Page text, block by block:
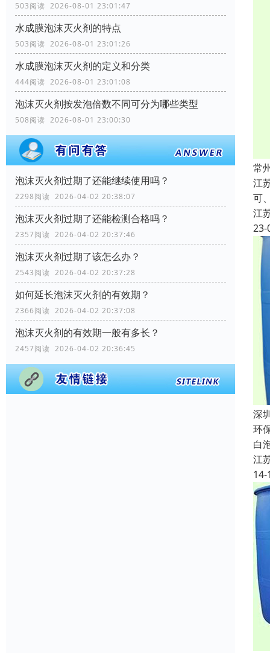
503阅读 2026-08-01 23:01:47
水成膜泡沫灭火剂的特点
503阅读 2026-08-01 23:01:26
水成膜泡沫灭火剂的定义和分类
444阅读 2026-08-01 23:01:08
泡沫灭火剂按发泡倍数不同可分为哪些类型
508阅读 2026-08-01 23:00:30
泡沫灭火剂过期了还能继续使用吗？
2298阅读 2026-04-02 20:38:07
泡沫灭火剂过期了还能检测合格吗？
2357阅读 2026-04-02 20:37:46
泡沫灭火剂过期了该怎么办？
2543阅读 2026-04-02 20:37:28
如何延长泡沫灭火剂的有效期？
2366阅读 2026-04-02 20:37:08
泡沫灭火剂的有效期一般有多长？
2457阅读 2026-04-02 20:36:45
常
江
可
江
23-
深
环
白
江
14-